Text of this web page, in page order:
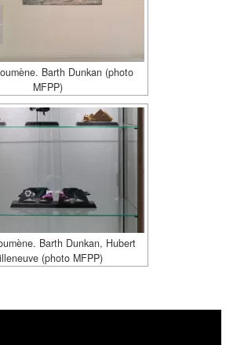
Barth Dunkan (photo
MFPP)
Barth Dunkan, Hubert
(photo MFPP)